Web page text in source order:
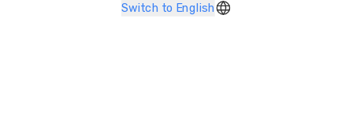
Switch to English